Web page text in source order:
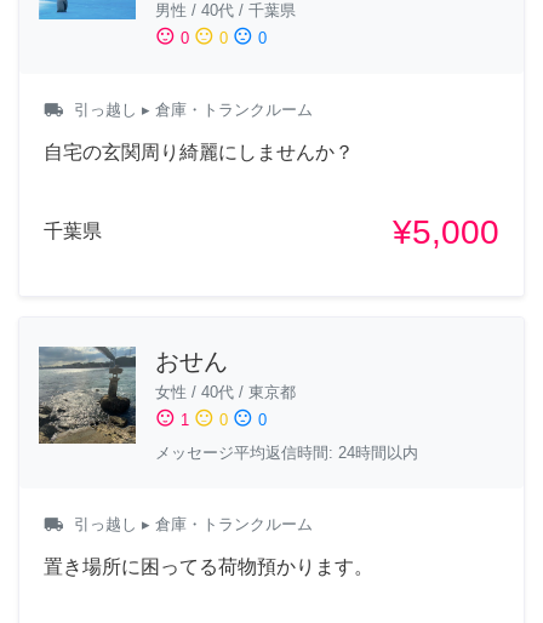
男性 / 40代 / 千葉県
sentiment_satisfied 0 sentiment_neutral 0 sentiment_dissatisfied 0
local_shipping 引っ越し ▸ 倉庫・トランクルーム
自宅の玄関周り綺麗にしませんか？
千葉県 ¥5,000
おせん
女性 / 40代 / 東京都
sentiment_satisfied 1 sentiment_neutral 0 sentiment_dissatisfied 0
メッセージ平均返信時間: 24時間以内
local_shipping 引っ越し ▸ 倉庫・トランクルーム
置き場所に困ってる荷物預かります。